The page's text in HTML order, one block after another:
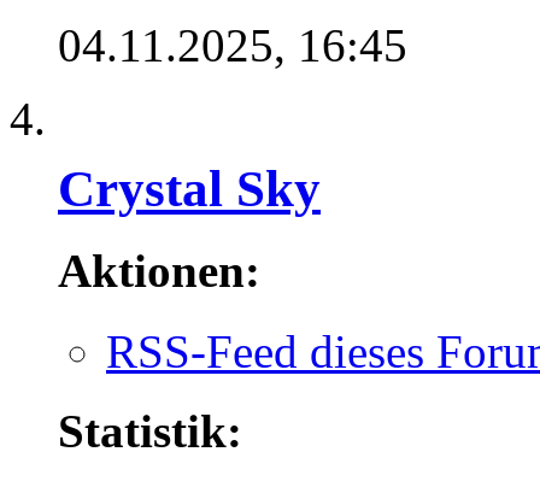
04.11.2025, 16:45
Crystal Sky
Aktionen:
RSS-Feed dieses
Statistik: